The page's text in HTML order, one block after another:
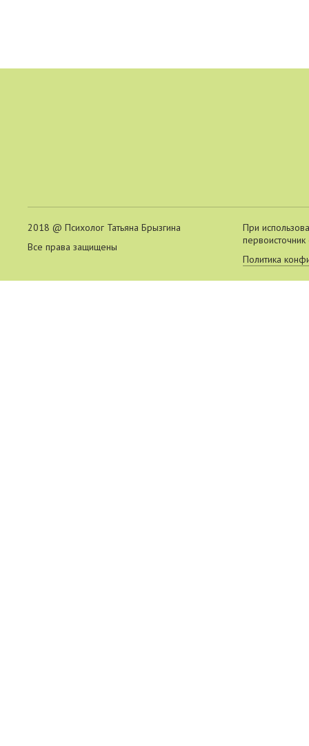
2018 @ Психолог Татьяна Брызгина
Все права защищены
При
первоисточник
Политика